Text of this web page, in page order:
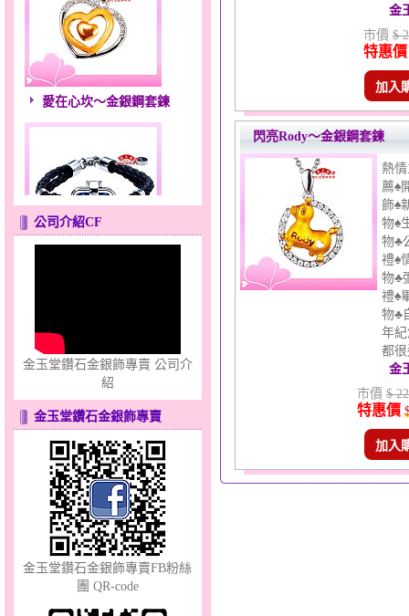
愛在心坎～金銀鋼套鍊
錦繡龍鳳～黃金耳環
公司介紹CF
金玉堂鑽石金銀飾專賣 公司介
紹
金玉堂鑽石金銀飾專賣
金玉堂鑽石金銀飾專賣FB粉絲
團 QR-code
金
市價 $
特惠價
加入
閃亮Rody～金銀鋼套鍊
熱
薦♠
飾♠
物♠
物♣
禮♠
物♣
禮♠
物♣
年
都
金
市價 $
特惠價
加入